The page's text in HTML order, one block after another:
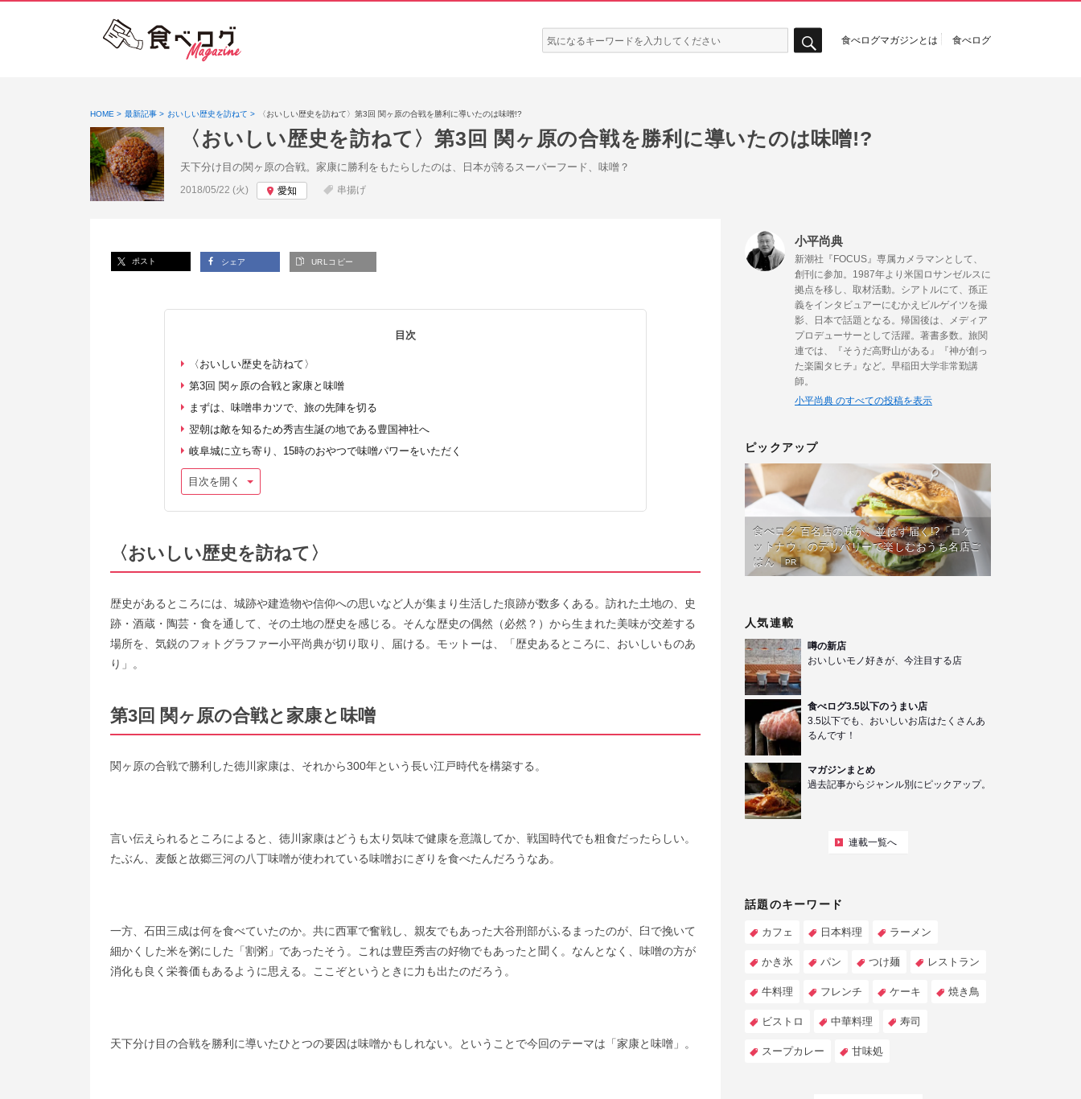
検
索:
食べログマガジンとは 食べログ
HOME 最新記事 おいしい歴史を訪ねて 〈おいしい歴史を訪ねて〉第3回 関ヶ原の合戦を勝利に導いたのは味噌!?
〈おいしい歴史を訪ねて〉第3回 関ヶ原の合戦を勝利に導いたのは味噌!?
天下分け目の関ヶ原の合戦。家康に勝利をもたらしたのは、日本が誇るスーパーフード、味噌？
投稿日:
2018/05/22 (火) 愛知 串揚げ
ポスト シェア URLコピー
目次
〈おいしい歴史を訪ねて〉
第3回 関ヶ原の合戦と家康と味噌
まずは、味噌串カツで、旅の先陣を切る
翌朝は敵を知るため秀吉生誕の地である豊国神社へ
岐阜城に立ち寄り、15時のおやつで味噌パワーをいただく
目次を開く
〈おいしい歴史を訪ねて〉
歴史があるところには、城跡や建造物や信仰への思いなど人が集まり生活した痕跡が数多くある。訪れた土地の、史
跡・酒蔵・陶芸・食を通して、その土地の歴史を感じる。そんな歴史の偶然（必然？）から生まれた美味が交差する
場所を、気鋭のフォトグラファー小平尚典が切り取り、届ける。モットーは、「歴史あるところに、おいしいものあ
り」。
第3回 関ヶ原の合戦と家康と味噌
関ヶ原の合戦で勝利した徳川家康は、それから300年という長い江戸時代を構築する。
言い伝えられるところによると、徳川家康はどうも太り気味で健康を意識してか、戦国時代でも粗食だったらしい。
たぶん、麦飯と故郷三河の八丁味噌が使われている味噌おにぎりを食べたんだろうなあ。
一方、石田三成は何を食べていたのか。共に西軍で奮戦し、親友でもあった大谷刑部がふるまったのが、臼で挽いて
細かくした米を粥にした「割粥」であったそう。これは豊臣秀吉の好物でもあったと聞く。なんとなく、味噌の方が
消化も良く栄養価もあるように思える。ここぞというときに力も出たのだろう。
天下分け目の合戦を勝利に導いたひとつの要因は味噌かもしれない。ということで今回のテーマは「家康と味噌」。
小平尚典
新潮社『FOCUS』専属カメラマンとして、
創刊に参加。1987年より米国ロサンゼルスに
拠点を移し、取材活動。シアトルにて、孫正
義をインタビュアーにむかえビルゲイツを撮
影、日本で話題となる。帰国後は、メディア
プロデューサーとして活躍。著書多数。旅関
連では、『そうだ高野山がある』『神が創っ
た楽園タヒチ』など。早稲田大学非常勤講
師。
小平尚典 のすべての投稿を表示
ピックアップ
食べログ 百名店の味が、並ばず届く!?「ロケ
ットナウ」のデリバリーで楽しむおうち名店ご
はん
PR
人気連載
噂の新店
おいしいモノ好きが、今注目する店
食べログ3.5以下のうまい店
3.5以下でも、おいしいお店はたくさんあ
るんです！
マガジンまとめ
過去記事からジャンル別にピックアップ。
連載一覧へ
話題のキーワード
カフェ 日本料理 ラーメン
かき氷 パン つけ麺 レストラン
牛料理 フレンチ ケーキ 焼き鳥
ビストロ 中華料理 寿司
スープカレー 甘味処